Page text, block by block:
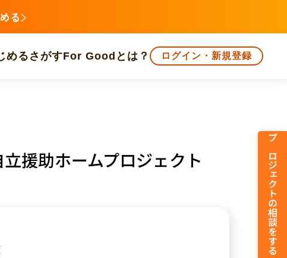
る
める さがすFor Goodとは？ ログイン・新規登録
援助ホームプロジェクト プロジェクトの相談をする